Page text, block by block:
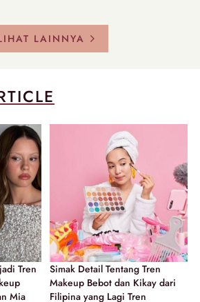
LAINNYA
Tren
Mia
Simak Detail Tentang Tren
Makeup Bebot dan Kikay dari
Filipina yang Lagi Tren